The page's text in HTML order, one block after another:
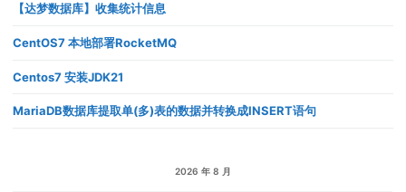
【达梦数据库】收集统计信息
CentOS7 本地部署RocketMQ
Centos7 安装JDK21
MariaDB数据库提取单(多)表的数据并转换成INSERT语句
2026 年 8 月